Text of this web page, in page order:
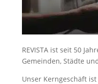
REVISTA ist seit 50
Gemeinden, Städte
Unser Kerngeschäft